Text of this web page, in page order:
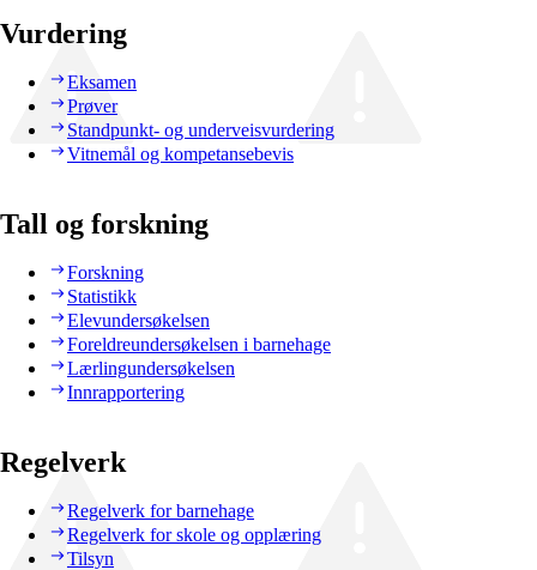
Vurdering
Eksamen
Prøver
Standpunkt- og underveisvurdering
Vitnemål og kompetansebevis
Tall og forskning
Forskning
Statistikk
Elevundersøkelsen
Foreldreundersøkelsen i barnehage
Lærlingundersøkelsen
Innrapportering
Regelverk
Regelverk for barnehage
Regelverk for skole og opplæring
Tilsyn